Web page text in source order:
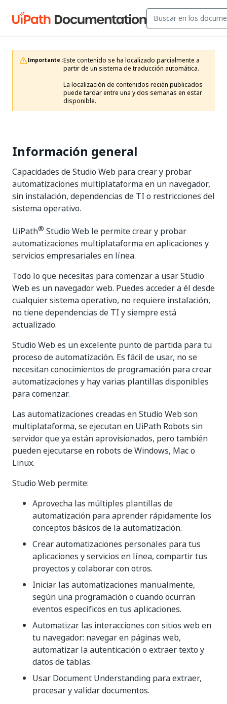
Importante :Este contenido se ha localizado parcialmente a
partir de un sistema de traducción automática.
La localización de contenidos recién publicados
puede tardar entre una y dos semanas en estar
disponible.
Información general
Capacidades de Studio Web para crear y probar
automatizaciones multiplataforma en un navegador,
sin instalación, dependencias de TI o restricciones del
sistema operativo.
UiPath® Studio Web le permite crear y probar
automatizaciones multiplataforma en aplicaciones y
servicios empresariales en línea.
Todo lo que necesitas para comenzar a usar Studio
Web es un navegador web. Puedes acceder a él desde
cualquier sistema operativo, no requiere instalación,
no tiene dependencias de TI y siempre está
actualizado.
Studio Web es un excelente punto de partida para tu
proceso de automatización. Es fácil de usar, no se
necesitan conocimientos de programación para crear
automatizaciones y hay varias plantillas disponibles
para comenzar.
Las automatizaciones creadas en Studio Web son
multiplataforma, se ejecutan en UiPath Robots sin
servidor que ya están aprovisionados, pero también
pueden ejecutarse en robots de Windows, Mac o
Linux.
Studio Web permite:
Aprovecha las múltiples plantillas de
automatización para aprender rápidamente los
conceptos básicos de la automatización.
Crear automatizaciones personales para tus
aplicaciones y servicios en línea, compartir tus
proyectos y colaborar con otros.
Iniciar las automatizaciones manualmente,
según una programación o cuando ocurran
eventos específicos en tus aplicaciones.
Automatizar las interacciones con sitios web en
tu navegador: navegar en páginas web,
automatizar la autenticación o extraer texto y
datos de tablas.
Usar Document Understanding para extraer,
procesar y validar documentos.